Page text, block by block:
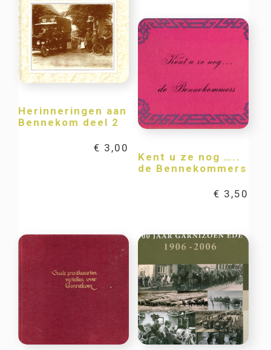
Herinneringen aan
Bennekom deel 2
€ 3,00
Kent u ze nog …..
de Bennekommers
€ 3,50